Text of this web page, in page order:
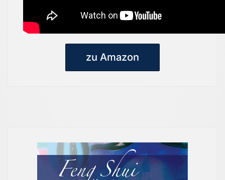
zu Amazon